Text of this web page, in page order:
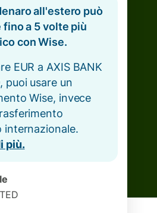
all'estero può
a 5 volte più
con Wise.
EUR a AXIS BANK
puoi usare un
Wise, invece
internazionale.
più.